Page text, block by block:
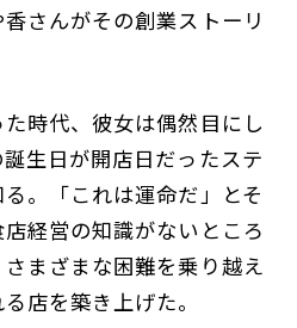
さんがその創業ストーリ
時代、彼女は偶然目にし
生日が開店日だったステ
。「これは運命だ」とそ
経営の知識がないところ
まざまな困難を乗り越え
店を築き上げた。